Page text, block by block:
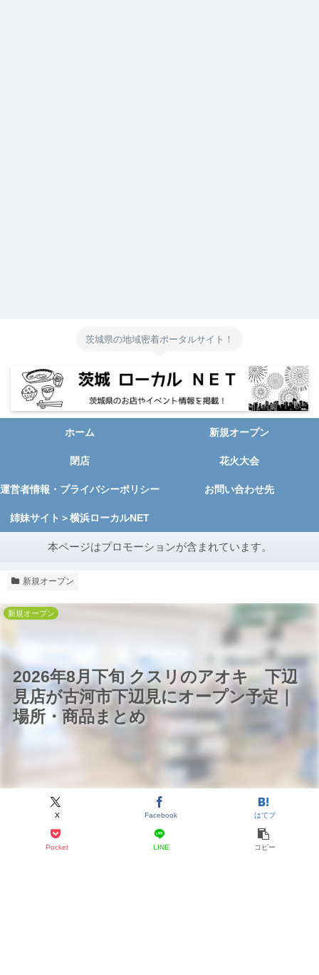
茨城県の地域密着ポータルサイト！
ホーム 新規オープン
閉店 花火大会
運営者情報・プライバシーポリシー お問い合わせ先
姉妹サイト＞横浜ローカルNET
本ページはプロモーションが含まれています。
新規オープン
2026年8月下旬 クスリのアオキ 下辺
見店が古河市下辺見にオープン予定｜
場所・商品まとめ
新規オープン
X Facebook はてブ
Pocket LINE コピー